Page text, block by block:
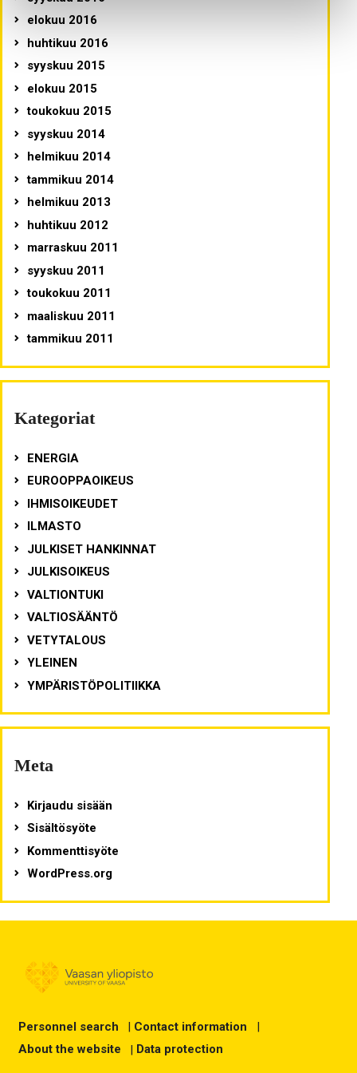
elokuu 2016
huhtikuu 2016
syyskuu 2015
elokuu 2015
toukokuu 2015
syyskuu 2014
helmikuu 2014
tammikuu 2014
helmikuu 2013
huhtikuu 2012
marraskuu 2011
syyskuu 2011
toukokuu 2011
maaliskuu 2011
tammikuu 2011
Kategoriat
ENERGIA
EUROOPPAOIKEUS
IHMISOIKEUDET
ILMASTO
JULKISET HANKINNAT
JULKISOIKEUS
VALTIONTUKI
VALTIOSÄÄNTÖ
VETYTALOUS
YLEINEN
YMPÄRISTÖPOLITIIKKA
Meta
Kirjaudu sisään
Sisältösyöte
Kommenttisyöte
WordPress.org
Personnel search | Contact information
|
About the website
| Data protection